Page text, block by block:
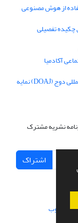
از هوش مصنوعی
تفصیلی
آکادمیا
فصلنامه علمی "علوم و فنون نظامی" در پایگاه بین المللی دوج (DOAJ) نمایه
نشریه مشترک
اشتراک
سیناوب